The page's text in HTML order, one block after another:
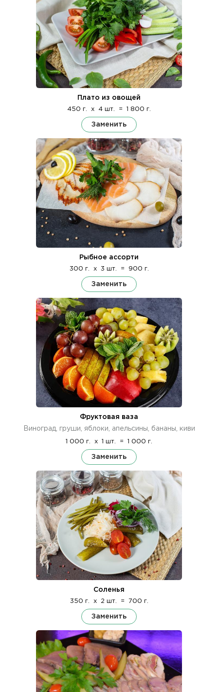
Плато из овощей
450 г. x 4 шт. = 1 800 г.
Заменить
Рыбное ассорти
300 г. x 3 шт. = 900 г.
Заменить
Фруктовая ваза
Виноград, груши, яблоки, апельсины, бананы, киви
1 000 г. x 1 шт. = 1 000 г.
Заменить
Соленья
350 г. x 2 шт. = 700 г.
Заменить